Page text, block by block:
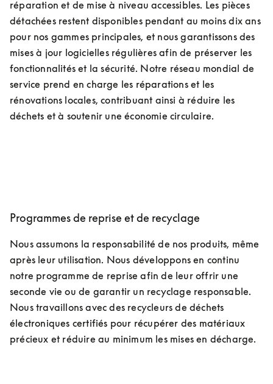
réparation et de mise à niveau accessibles. Les pièces
détachées restent disponibles pendant au moins dix ans
pour nos gammes principales, et nous garantissons des
mises à jour logicielles régulières afin de préserver les
fonctionnalités et la sécurité. Notre réseau mondial de
service prend en charge les réparations et les
rénovations locales, contribuant ainsi à réduire les
déchets et à soutenir une économie circulaire.
Programmes de reprise et de recyclage
Nous assumons la responsabilité de nos produits, même
après leur utilisation. Nous développons en continu
notre programme de reprise afin de leur offrir une
seconde vie ou de garantir un recyclage responsable.
Nous travaillons avec des recycleurs de déchets
électroniques certifiés pour récupérer des matériaux
précieux et réduire au minimum les mises en décharge.